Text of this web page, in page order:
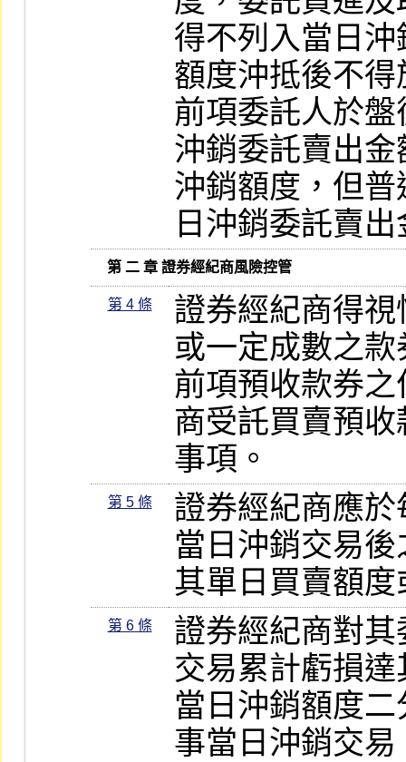
得不列入當日
額度沖抵後不
前項委託人於
沖銷委託賣出
沖銷額度，但
日沖銷委託賣
   第 二 章 證券經紀商風險控管
第 4 條
證券經紀商得
或一定成數之款
前項預收款券
商受託買賣預
事項。
第 5 條
證券經紀商應
當日沖銷交易
其單日買賣額
第 6 條
證券經紀商對
交易累計虧損
當日沖銷額度
事當日沖銷交